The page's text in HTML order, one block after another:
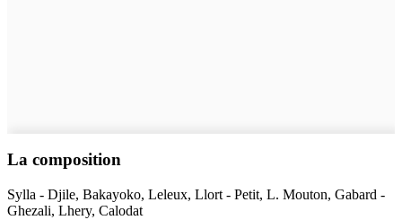
La composition
Sylla - Djile, Bakayoko, Leleux, Llort - Petit, L. Mouton, Gabard -
Ghezali, Lhery, Calodat